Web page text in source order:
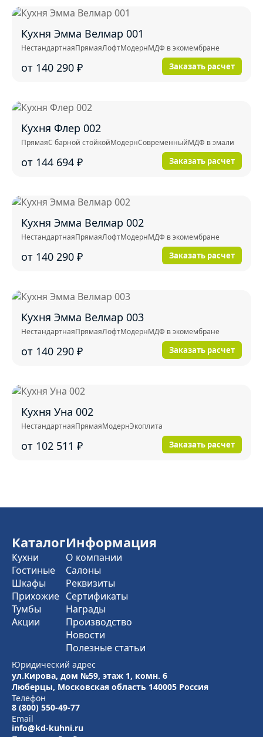
Кухня Эмма Велмар 001
НестандартнаяПрямаяЛофтМодернМДФ в экомембране
от 140 290 ₽ Заказать расчет
Кухня Флер 002
ПрямаяС барной стойкойМодернСовременныйМДФ в эмали
от 144 694 ₽ Заказать расчет
Кухня Эмма Велмар 002
НестандартнаяПрямаяЛофтМодернМДФ в экомембране
от 140 290 ₽ Заказать расчет
Кухня Эмма Велмар 003
НестандартнаяПрямаяЛофтМодернМДФ в экомембране
от 140 290 ₽ Заказать расчет
Кухня Уна 002
НестандартнаяПрямаяМодернЭкоплита
от 102 511 ₽ Заказать расчет
Каталог
Кухни
Гостиные
Шкафы
Прихожие
Тумбы
Акции
Информация
О компании
Салоны
Реквизиты
Сертификаты
Награды
Производство
Новости
Полезные статьи
Юридический адрес
ул.Кирова, дом №59, этаж 1, комн. 6
Люберцы, Московская область 140005 Россия
Телефон
8 (800) 550-49-77
Email
info@kd-kuhni.ru